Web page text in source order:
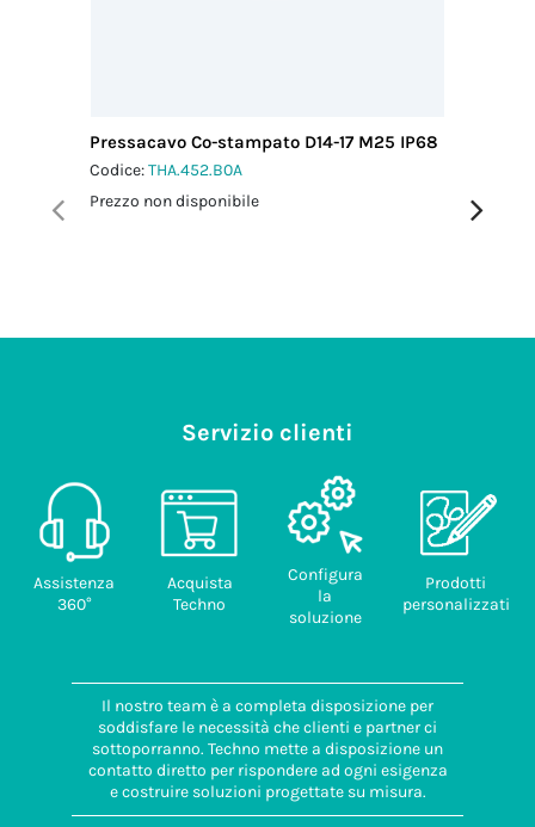
Pressacavo Co-stampato D14-17 M25 IP68
Codice:THA.452.B0A
Prezzo non disponibile
Prezzo
Servizio clienti
Assistenza
360°
Acquista
Techno
Configura
la
soluzione
Prodotti
personalizzati
Il nostro team è a completa disposizione per
soddisfare le necessità che clienti e partner ci
sottoporranno. Techno mette a disposizione un
contatto diretto per rispondere ad ogni esigenza
e costruire soluzioni progettate su misura.